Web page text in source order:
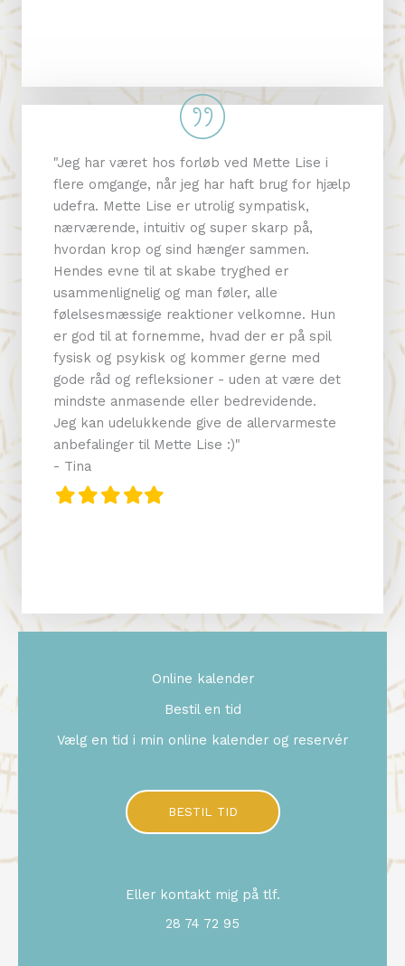
i
hjælp
"Jeg har været hos forløb ved Mette Lise i
flere omgange, når jeg har haft brug for hjælp
udefra. Mette Lise er utrolig sympatisk,
nærværende, intuitiv og super skarp på,
hvordan krop og sind hænger sammen.
Hendes evne til at skabe tryghed er
usammenlignelig og man føler, alle
følelsesmæssige reaktioner velkomne. Hun
er god til at fornemme, hvad der er på spil
fysisk og psykisk og kommer gerne med
gode råd og refleksioner - uden at være det
mindste anmasende eller bedrevidende.
Jeg kan udelukkende give de allervarmeste
anbefalinger til Mette Lise :)"
- Tina
Filled
star
Filled
star
Filled
star
Filled
star
Filled
star
"Jeg
er god
fysisk
- Tina
Online kalender
Bestil en tid
Vælg en tid i min online kalender og reservér
BESTIL TID
Eller kontakt mig på tlf.
28 74 72 95